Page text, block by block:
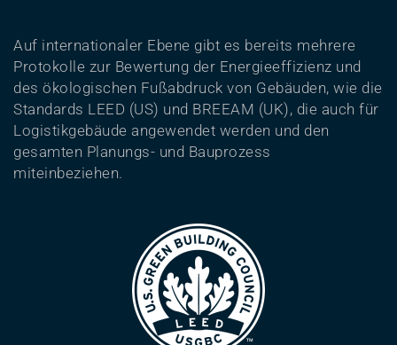
Auf internationaler Ebene gibt es bereits mehrere
Protokolle zur Bewertung der Energieeffizienz und
des ökologischen Fußabdruck von Gebäuden, wie die
Standards LEED (US) und BREEAM (UK), die auch für
Logistikgebäude angewendet werden und den
gesamten Planungs- und Bauprozess
miteinbeziehen.